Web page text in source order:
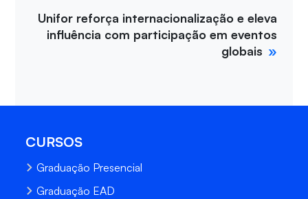
Unifor reforça internacionalização e eleva
influência com participação em eventos
globais
CURSOS
Graduação Presencial
Graduação EAD